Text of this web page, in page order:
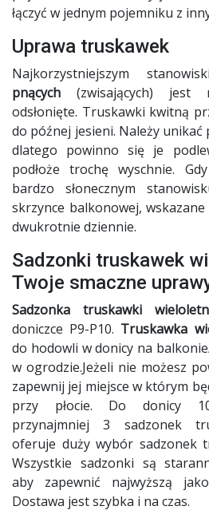
łączyć w jednym pojemniku z
Uprawa truskawek
Najkorzystniejszym
pnących (zwisających) jest
odsłonięte. Truskawki kwitną
do późnej jesieni. Należy unikać
dlatego powinno się je
podłoże trochę wyschnie.
bardzo słonecznym
skrzynce balkonowej,
dwukrotnie dziennie.
Sadzonki truskawek
Twoje smaczne
Sadzonka truskawki
doniczce P9-P10. Truskawka
do hodowli w donicy na
w ogrodzie.Jeżeli nie możesz
zapewnij jej miejsce w którym
przy płocie. Do donicy
przynajmniej 3 sadzonek
oferuje duży wybór sadzonek
Wszystkie sadzonki są
aby zapewnić najwyższą
Dostawa jest szybka i na czas.